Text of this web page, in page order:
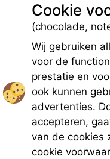
GPS
GPS
E-mail :
Tél :
France 4
Handvest
Uitreksel van
Cookie
(chocolade,
Wij gebruiken
voor de
prestatie en
ook kunnen
advertenties.
accepteren,
van de cookies
cookie